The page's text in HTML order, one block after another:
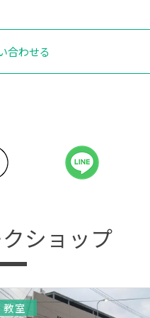
合わせる
ショップ
教室